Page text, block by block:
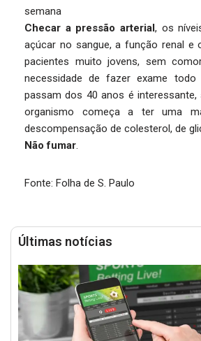
semana
Checar a pressão arterial, os
açúcar no sangue, a função renal e
pacientes muito jovens, sem
necessidade de fazer exame todo
passam dos 40 anos é interessante,
organismo começa a ter uma
descompensação de colesterol, de
Não fumar.
Fonte: Folha de S. Paulo
Últimas notícias